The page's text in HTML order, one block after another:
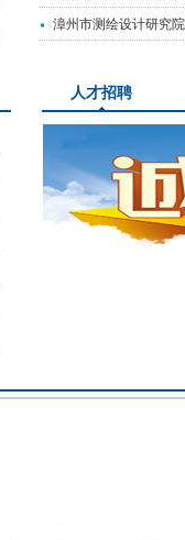
漳州市测绘设计研究
人才招聘